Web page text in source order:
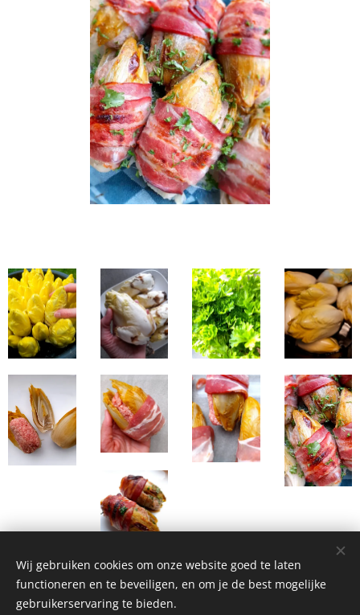
Wij gebruiken cookies om onze website goed te laten
functioneren en te beveiligen, en om je de best mogelijke
gebruikerservaring te bieden.